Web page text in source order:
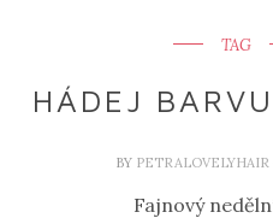
TAG
HÁDEJ
BY PETRALOVELYHAIR
Fajnový